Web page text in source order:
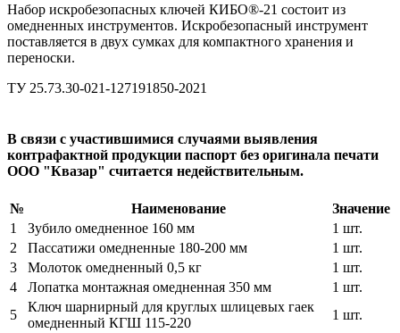
Набор искробезопасных ключей КИБО®-21 состоит из
омедненных инструментов. Искробезопасный инструмент
поставляется в двух сумках для компактного хранения и
переноски.
ТУ 25.73.30-021-127191850-2021
В связи с участившимися случаями выявления
контрафактной продукции паспорт без оригинала печати
ООО "Квазар" считается недействительным.
№ Наименование
Значение
1
Зубило омедненное 160 мм
1 шт.
2
Пассатижи омедненные 180-200 мм
1 шт.
3
Молоток омедненный 0,5 кг
1 шт.
4
Лопатка монтажная омедненная 350 мм
1 шт.
5
Ключ шарнирный для круглых шлицевых гаек
омедненный КГШ 115-220
1 шт.